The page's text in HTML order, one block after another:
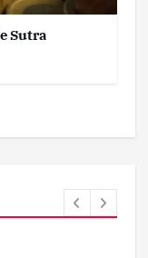
Sutra